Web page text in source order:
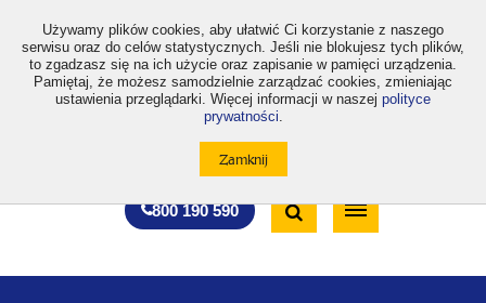
Używamy plików cookies, aby ułatwić Ci korzystanie z naszego
serwisu oraz do celów statystycznych. Jeśli nie blokujesz tych plików,
to zgadzasz się na ich użycie oraz zapisanie w pamięci urządzenia.
Pamiętaj, że możesz samodzielnie zarządzać cookies, zmieniając
ustawienia przeglądarki. Więcej informacji w naszej polityce
prywatności.
czcionkiczcionki
A
otwiera
nowej
Bezpłatna
infolinia
800 190 590 Wyszukiwarka
Otwórz
/